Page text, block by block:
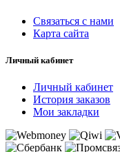
Связаться с нами
Карта сайта
Личный кабинет
Личный кабинет
История заказов
Мои закладки